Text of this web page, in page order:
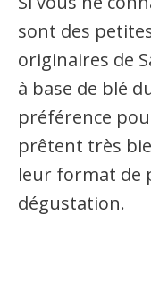
sont des
originaires de
à base de blé
préférence
prêtent très
leur format de
dégustation.